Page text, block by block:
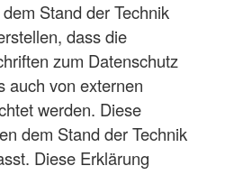
Stand der Technik
dass die
zum Datenschutz
auch von externen
werden. Diese
dem Stand der Technik
Diese Erklärung